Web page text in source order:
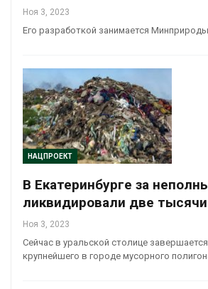
Ноя 3, 2023
Его разработкой занимается
НАЦПРОЕКТ
В Екатеринбурге за
ликвидировали две
Ноя 3, 2023
Сейчас в уральской столице
крупнейшего в городе мусорного